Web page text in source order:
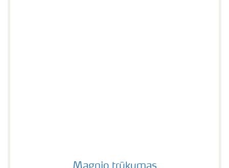
Magnio trūkumas